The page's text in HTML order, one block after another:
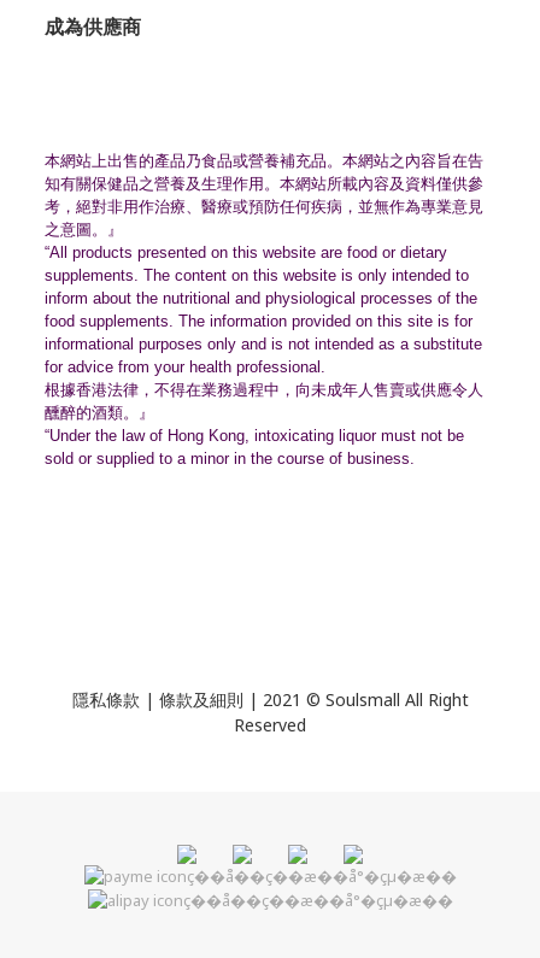
成為供應商
本網站上出售的產品乃食品或營養補充品。 本網站之內容旨在告
知有關保健品之營養及生理作用。 本網站所載內容及資料僅供參
考，絕對非用作治療、 醫療或預防任何疾病，並無作為專業意見
之意圖。』
“All products presented on this website are food or dietary
supplements. The content on this website is only intended to
inform about the nutritional and physiological processes of the
food supplements. The information provided on this site is for
informational purposes only and is not intended as a substitute
for advice from your health professional.
根據香港法律，不得在業務過程中， 向未成年人售賣或供應令人
醺醉的酒類。』
“Under the law of Hong Kong, intoxicating liquor must not be
sold or supplied to a minor in the course of business.
隱私條款 | 條款及細則 | 2021 © Soulsmall All Right
Reserved